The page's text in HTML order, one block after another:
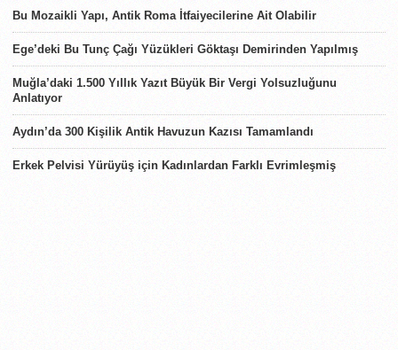
Bu Mozaikli Yapı, Antik Roma İtfaiyecilerine Ait Olabilir
Ege’deki Bu Tunç Çağı Yüzükleri Göktaşı Demirinden Yapılmış
Muğla’daki 1.500 Yıllık Yazıt Büyük Bir Vergi Yolsuzluğunu
Anlatıyor
Aydın’da 300 Kişilik Antik Havuzun Kazısı Tamamlandı
Erkek Pelvisi Yürüyüş için Kadınlardan Farklı Evrimleşmiş